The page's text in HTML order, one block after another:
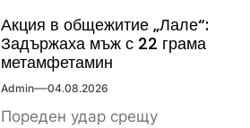
Акция в общежитие „Лале“:
Задържаха мъж с 22 грама
метамфетамин
Admin 04.08.2026
Пореден удар срещу